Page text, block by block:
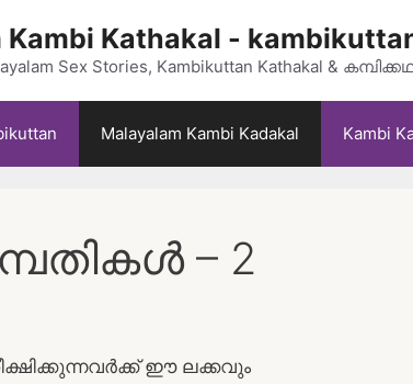
Kambi Kathakal -
Sex Stories, Kambikuttan Kathakal &
Malayalam Kambi Kadakal Kambi
– 2
ഈ ലക്കവും